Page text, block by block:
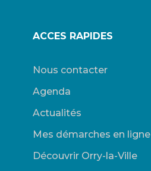
ACCES RAPIDES
Nous contacter
Agenda
Actualités
Mes démarches en ligne
Découvrir Orry-la-Ville